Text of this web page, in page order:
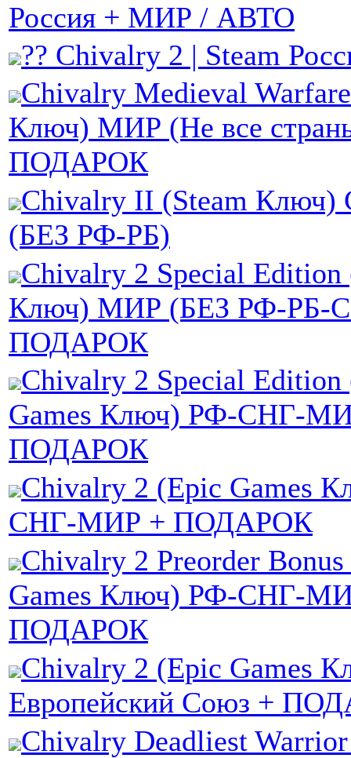
Россия + МИР / АВТО
?? Chivalry 2 | Steam
Chivalry Medieval
Ключ) МИР (Не все
ПОДАРОК
Chivalry II (Steam
(БЕЗ РФ-РБ)
Chivalry 2 Special Edition
Ключ) МИР (БЕЗ РФ-РБ-
ПОДАРОК
Chivalry 2 Special Edition
Games Ключ) РФ-СНГ-
ПОДАРОК
Chivalry 2 (Epic Games
СНГ-МИР + ПОДАРОК
Chivalry 2 Preorder
Games Ключ) РФ-СНГ-
ПОДАРОК
Chivalry 2 (Epic Games
Европейский Союз +
Chivalry Deadliest